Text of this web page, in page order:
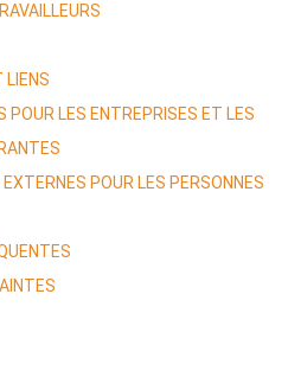
LIENS
POUR LES ENTREPRISES ET LES
EXTERNES POUR LES PERSONNES